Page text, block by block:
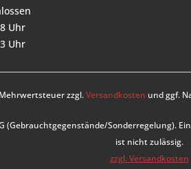
Uhr
Uhr
zzgl.Versandkosten und ggf.
Sonderregelung).
ist nicht zulässig.
zzgl. Versandkosten